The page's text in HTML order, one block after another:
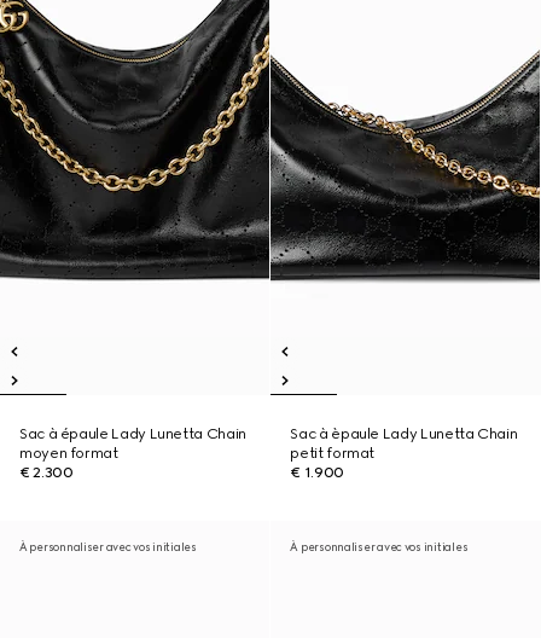
Sac à épaule Lady Lunetta Chain
moyen format
€ 2.300
Sac à èpaule Lady Lunetta Chain
petit format
€ 1.900
À personnaliser avec vos initiales À personnaliser avec vos initiales